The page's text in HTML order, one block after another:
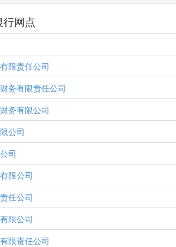
网点
限责任公司
务有限责任公司
务有限公司
公司
司
限公司
任公司
限公司
限责任公司